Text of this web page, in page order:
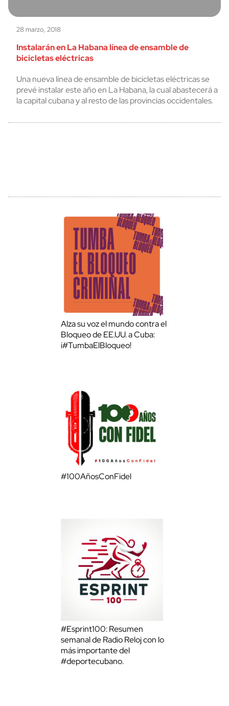
28 marzo, 2018
Instalarán en La Habana línea de ensamble de
bicicletas eléctricas
Una nueva línea de ensamble de bicicletas eléctricas se
prevé instalar este año en La Habana, la cual abastecerá a
la capital cubana y al resto de las provincias occidentales.
Alza su voz el mundo contra el
Bloqueo de EE.UU. a Cuba:
¡#TumbaElBloqueo!
#100AñosConFidel
#Esprint100: Resumen
semanal de Radio Reloj con lo
más importante del
#deportecubano.